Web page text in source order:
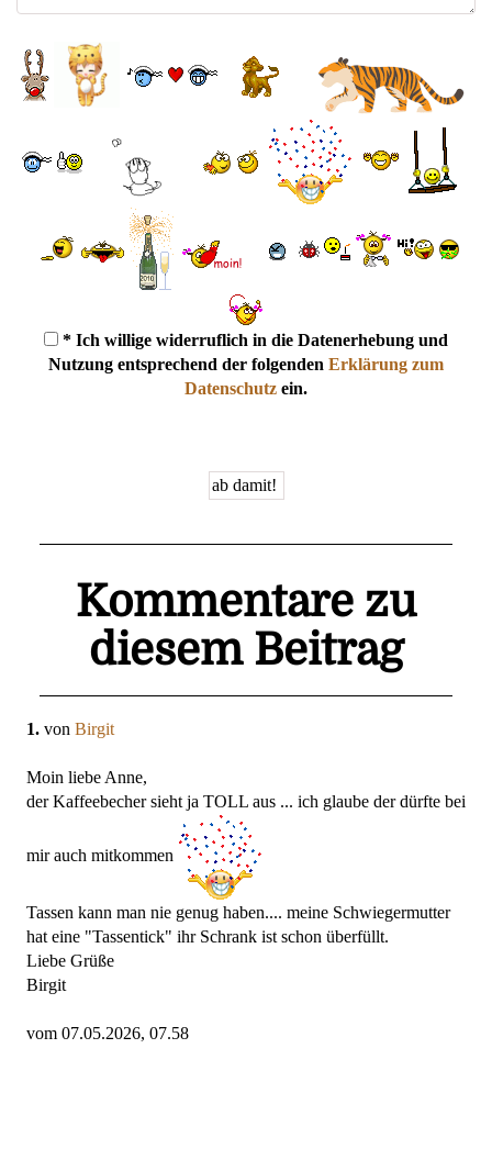
* Ich willige widerruflich in die Datenerhebung und
Nutzung entsprechend der folgenden Erklärung zum
Datenschutz ein.
Kommentare zu
diesem Beitrag
1. von Birgit
Moin liebe Anne,
der Kaffeebecher sieht ja TOLL aus ... ich glaube der dürfte bei
mir auch mitkommen
Tassen kann man nie genug haben.... meine Schwiegermutter
hat eine "Tassentick" ihr Schrank ist schon überfüllt.
Liebe Grüße
Birgit
vom 07.05.2026, 07.58